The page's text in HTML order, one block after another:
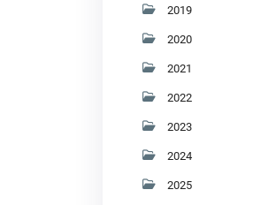
2019
2020
2021
2022
2023
2024
2025